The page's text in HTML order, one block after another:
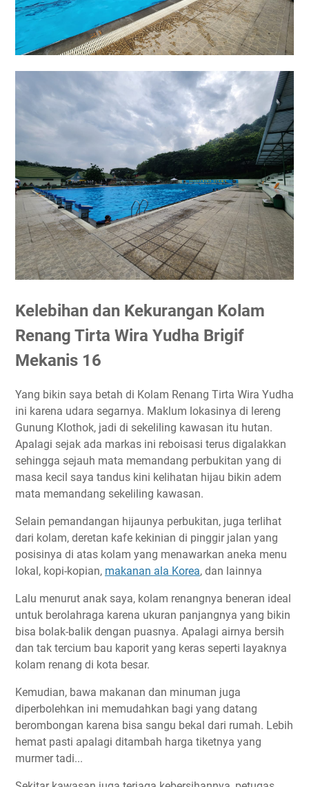
Kelebihan dan Kekurangan Kolam
Renang Tirta Wira Yudha Brigif
Mekanis 16
Yang bikin saya betah di Kolam Renang Tirta Wira Yudha
ini karena udara segarnya. Maklum lokasinya di lereng
Gunung Klothok, jadi di sekeliling kawasan itu hutan.
Apalagi sejak ada markas ini reboisasi terus digalakkan
sehingga sejauh mata memandang perbukitan yang di
masa kecil saya tandus kini kelihatan hijau bikin adem
mata memandang sekeliling kawasan.
Selain pemandangan hijaunya perbukitan, juga terlihat
dari kolam, deretan kafe kekinian di pinggir jalan yang
posisinya di atas kolam yang menawarkan aneka menu
lokal, kopi-kopian, makanan ala Korea, dan lainnya
Lalu menurut anak saya, kolam renangnya beneran ideal
untuk berolahraga karena ukuran panjangnya yang bikin
bisa bolak-balik dengan puasnya. Apalagi airnya bersih
dan tak tercium bau kaporit yang keras seperti layaknya
kolam renang di kota besar.
Kemudian, bawa makanan dan minuman juga
diperbolehkan ini memudahkan bagi yang datang
berombongan karena bisa sangu bekal dari rumah. Lebih
hemat pasti apalagi ditambah harga tiketnya yang
murmer tadi...